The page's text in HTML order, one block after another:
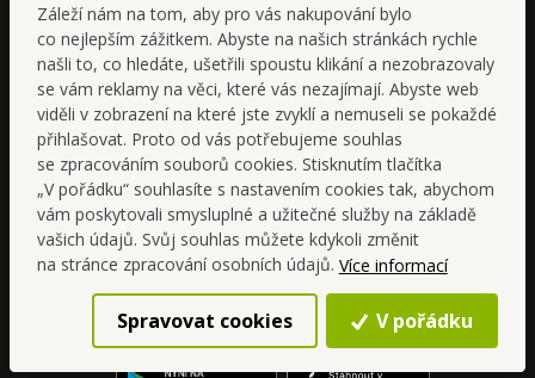
Záleží nám na tom, aby pro vás nakupování bylo
co nejlepším zážitkem. Abyste na našich stránkách rychle
našli to, co hledáte, ušetřili spoustu klikání a nezobrazovaly
se vám reklamy na věci, které vás nezajímají. Abyste web
viděli v zobrazení na které jste zvyklí a nemuseli se pokaždé
přihlašovat. Proto od vás potřebujeme souhlas
se zpracováním souborů cookies. Stisknutím tlačítka
„V pořádku“ souhlasíte s nastavením cookies tak, abychom
vám poskytovali smysluplné a užitečné služby na základě
vašich údajů. Svůj souhlas můžete kdykoli změnit
na stránce zpracování osobních údajů. Více informací
Spravovat cookies V pořádku
Spolupracuj s Dedrou
+420 499 599 577
objednavky@dedra.cz
Sleduj nás na
Stáhni si mobilní aplikaci